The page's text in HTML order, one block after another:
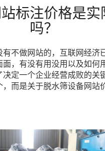
标注价格是实
吗？
有不做网站的，互联网经济
面，有没有用没用以及如何
定一个企业经营成败的关
而是关于脱水筛设备网站